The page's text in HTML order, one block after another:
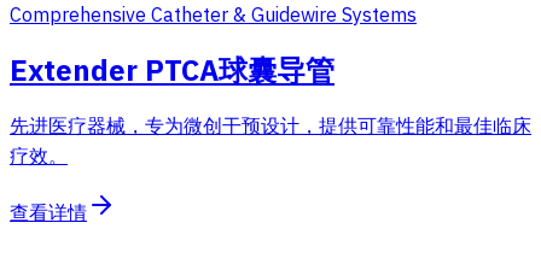
Comprehensive Catheter & Guidewire Systems
Extender PTCA球囊导管
先进医疗器械，专为微创干预设计，提供可靠性能和最佳临床
疗效。
查看详情